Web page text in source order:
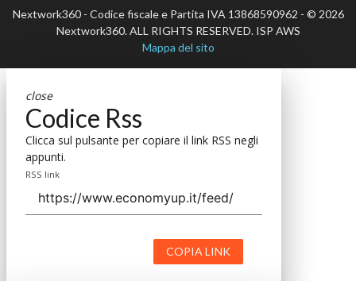
Nextwork360 - Codice fiscale e Partita IVA 13868590962 - © 2026
Nextwork360. ALL RIGHTS RESERVED. ISP AWS
Mappa del sito
close
Codice Rss
Clicca sul pulsante per copiare il link RSS negli
appunti.
RSS link
COPIA LINK